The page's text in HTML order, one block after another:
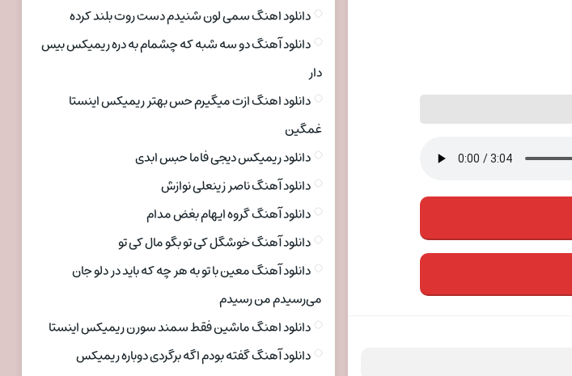
دانلود اهنگ سمی لون شنیدم دست روت بلند کرده
دانلود آهنگ دو سه شبه که چشمام به دره ریمیکس بیس
دار
دانلود اهنگ ازت میگیرم حس بهتر ریمیکس اینستا
غمگین
دانلود ریمیکس دیجی فاما حبس ابدی
دانلود آهنگ ناصر زینعلی نوازش
دانلود آهنگ گروه ایهام بغض مدام
دانلود آهنگ خوشگل کی تو بگو مال کی تو
دانلود آهنگ معین با تو به هر چه که باید در دلو جان
می‌رسیدم من رسیدم
دانلود اهنگ ماشین فقط سمند سورن ریمیکس اینستا
دانلود آهنگ گفته بودم اگه برگردی دوباره ریمیکس